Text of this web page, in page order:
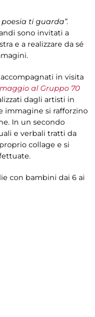
poesia ti guarda”.
sono invitati a
e a realizzare da sé
in visita
al Gruppo 70
dagli artisti in
immagine si rafforzino
In un secondo
e verbali tratti da
collage e si
con bambini dai 6 ai